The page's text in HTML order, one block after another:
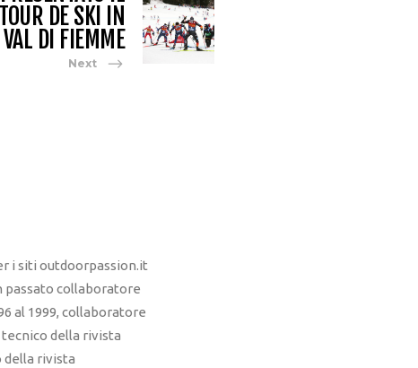
TOUR DE SKI IN
VAL DI FIEMME
Next
i siti outdoorpassion.it
passato collaboratore
al 1999, collaboratore
tecnico della rivista
della rivista